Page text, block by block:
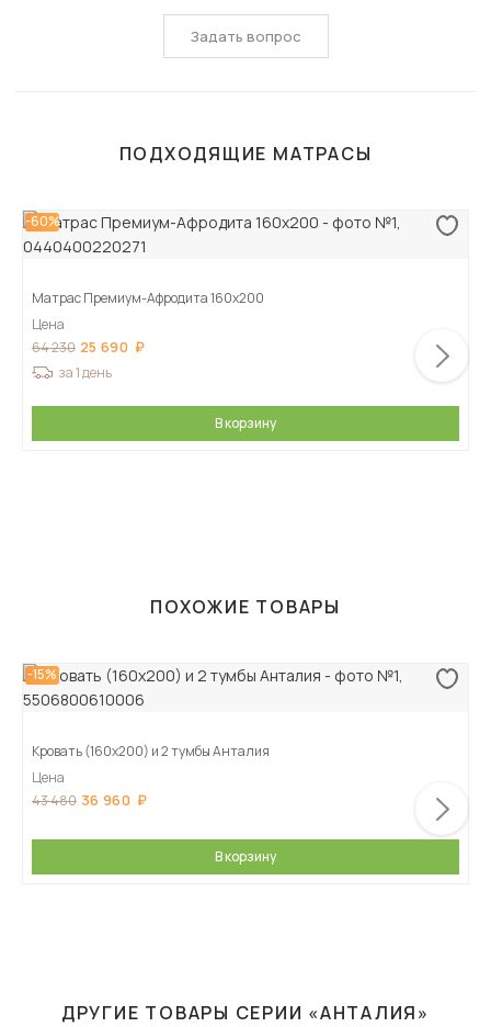
Задать вопрос
ПОДХОДЯЩИЕ МАТРАСЫ
-60%
Матрас Премиум-Афродита 160х200
Цена
64 230 25 690
за 1 день
В корзину
ПОХОЖИЕ ТОВАРЫ
-15%
Кровать (160х200) и 2 тумбы Анталия
Цена
43 480 36 960
В корзину
ДРУГИЕ ТОВАРЫ СЕРИИ «АНТАЛИЯ»